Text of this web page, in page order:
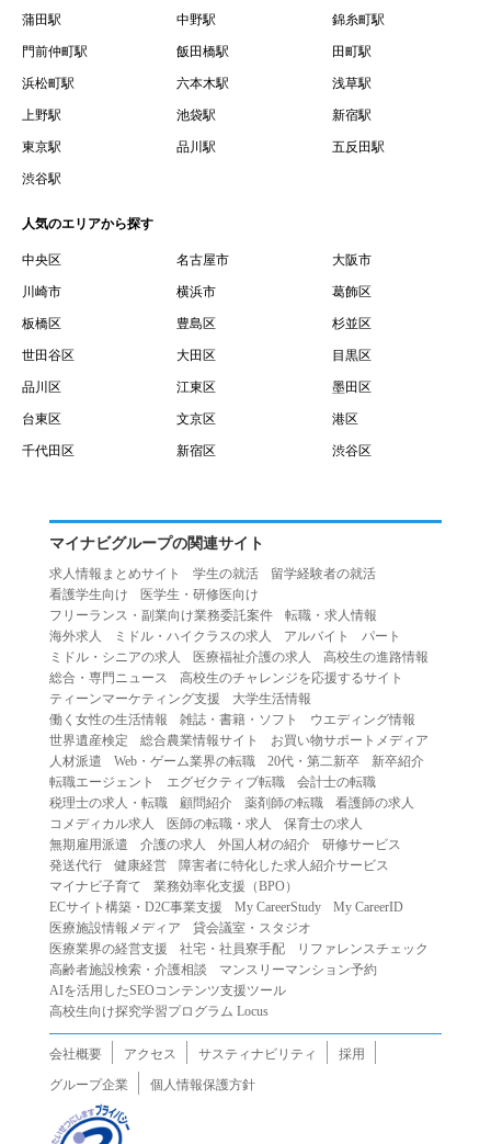
進を目的とした会員制度を意味します。
借契約書およびオプション注文書を意味します。
９.「契約期間開始日」とは、定期建物賃貸借契約（以下
「賃貸借契約」と言います）の開始日のことで、利用者の
賃借権が発生する日を意味します。
するために、選んだ物件を保留することを意味します。
１１.「予約情報」とは、物件を予約するために必要な当社
所定の情報を意味します。物件情報や期間、オプション等
１２.「キャンセル」とは、賃貸借契約締結後から契約期間
開始日前までに、利用者が賃貸借契約を解除することを意
味します。
１３.「中途解約」とは、賃貸借契約期間の途中で、利用者
１.利用者は、本サービスを利用する上で次の各号に定める
とします。
（１）重複、虚偽の情報、または自己以外の情報を登録す
る行為
（２）第三者になりすまして本サービスを利用する行為
（３）当社または第三者の著作権等の知的財産権、プライ
バシー、その他の権利を侵害する行為
（４）当社または第三者を誹謗中傷する行為
（５）当社または第三者に不利益を与える行為
（６）営利を目的とした行為
（７）政治・選挙・宗教活動またはそれらに類する行為
（８）本サービスの運営を妨害する行為
（９）法令違反、犯罪行為、または公序良俗に反する行為
（１０）暴力的な要求行為、または法的な責任を超えた不
当な要求行為
（１１）その他当社が不適切であると判断する行為
２.当社は、前項の定めに該当する行為を行った利用者に対
の提供を停止または中断することができるものとします。
第５条（免責）
１.当社は、本サービスの利用（これらに伴う当社または第
三者の情報提供行為等を含みます）により、利用者に生じ
蒲田駅 中野駅 錦糸町駅
門前仲町駅 飯田橋駅 田町駅
浜松町駅 六本木駅 浅草駅
上野駅 池袋駅 新宿駅
東京駅 品川駅 五反田駅
渋谷駅
人気のエリアから探す
中央区 名古屋市 大阪市
川崎市 横浜市 葛飾区
板橋区 豊島区 杉並区
世田谷区 大田区 目黒区
品川区 江東区 墨田区
台東区 文京区 港区
千代田区 新宿区 渋谷区
マイナビグループの関連サイト
求人情報まとめサイト 学生の就活
留学経験者の就活
看護学生向け
医学生・研修医向け
フリーランス・副業向け業務委託案件
転職・求人情報
海外求人
ミドル・ハイクラスの求人 アルバイト
パート
ミドル・シニアの求人
医療福祉介護の求人
高校生の進路情報
総合・専門ニュース
高校生のチャレンジを応援するサイト
ティーンマーケティング支援
大学生活情報
働く女性の生活情報
雑誌・書籍・ソフト
ウエディング情報
世界遺産検定
総合農業情報サイト
お買い物サポートメディア
人材派遣
Web・ゲーム業界の転職 20代・第二新卒
新卒紹介
転職エージェント
エグゼクティブ転職
会計士の転職
税理士の求人・転職
顧問紹介 薬剤師の転職
看護師の求人
コメディカル求人
医師の転職・求人
保育士の求人
無期雇用派遣
介護の求人 外国人材の紹介
研修サービス
発送代行
健康経営
障害者に特化した求人紹介サービス
マイナビ子育て
業務効率化支援（BPO）
ECサイト構築・D2C事業支援
My CareerStudy
My CareerID
医療施設情報メディア
貸会議室・スタジオ
医療業界の経営支援
社宅・社員寮手配
リファレンスチェック
高齢者施設検索・介護相談
マンスリーマンション予約
AIを活用したSEOコンテンツ支援ツール
高校生向け探究学習プログラム Locus
会社概要 アクセス サスティナビリティ
採用
グループ企業
個人情報保護方針